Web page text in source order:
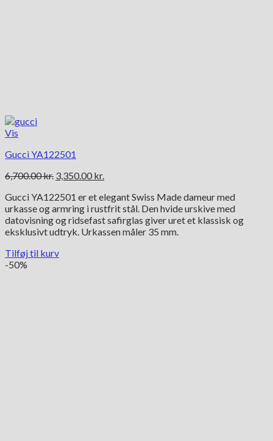
Vis
Gucci YA122501
6,700.00kr. Den
pris
var:
6,700.00 kr..
3,350.00 kr.
pris
er:
3,350.00 kr..
Gucci YA122501 er et elegant Swiss Made dameur med
urkasse og armring i rustfrit stål. Den hvide urskive med
datovisning og ridsefast safirglas giver uret et klassisk og
eksklusivt udtryk. Urkassen måler 35 mm.
Tilføj til kurv
-50%